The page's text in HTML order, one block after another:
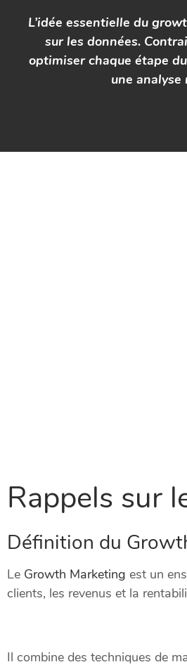
L’idée essentielle du
sur les données.
optimiser chaque étape
une
Rappels sur
Définition du
Le Growth Marketing est un
clients, les revenus et la
Il combine des techniques de